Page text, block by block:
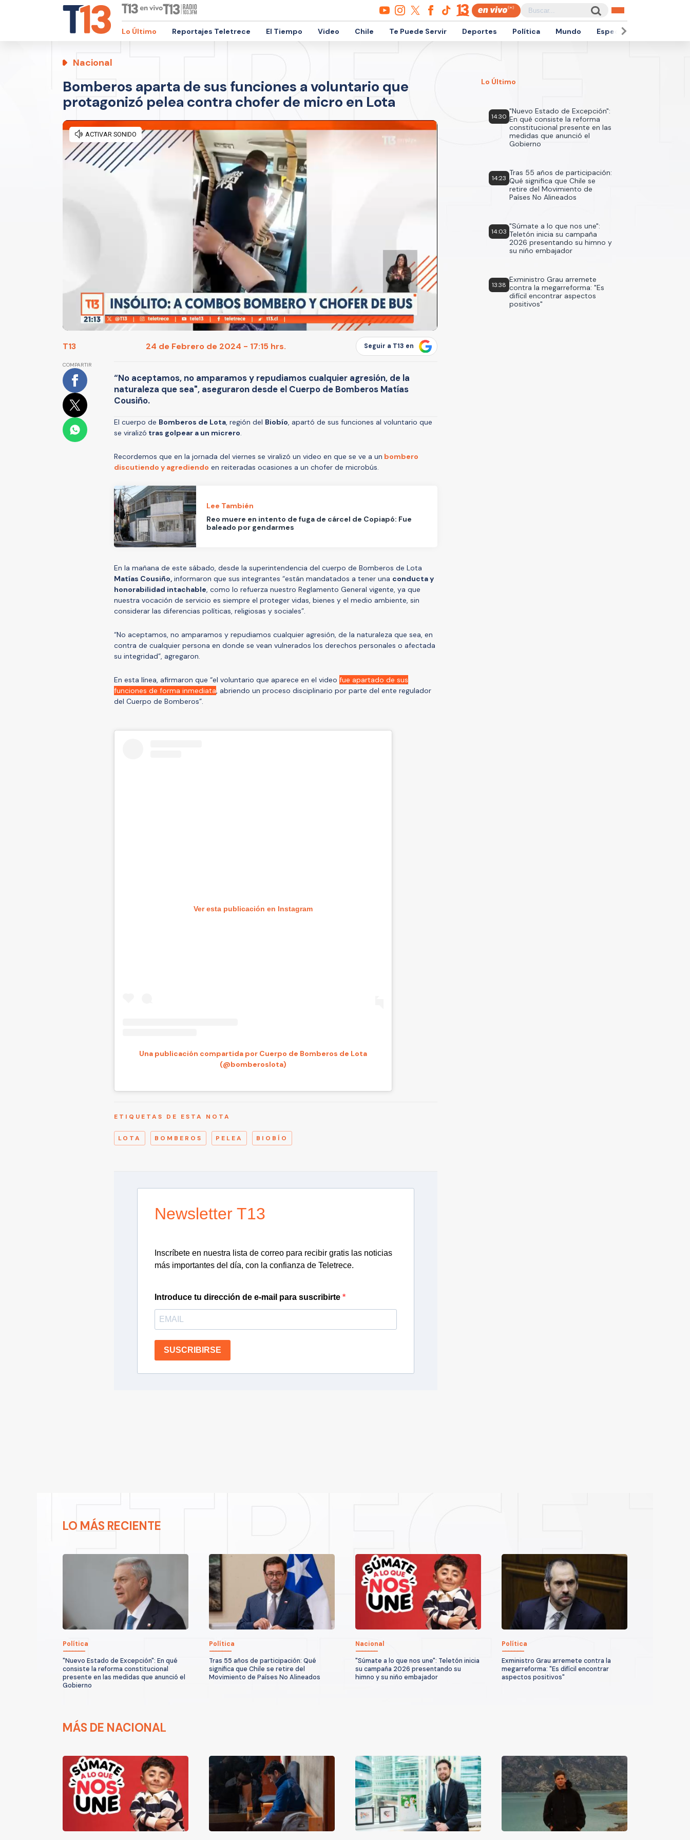
Lo Último Reportajes Teletrece El Tiempo Video Chile Te Puede Servir Deportes Política Mundo Espectáculos
Nacional
Bomberos aparta de sus funciones a voluntario que
protagonizó pelea contra chofer de micro en Lota
T13 24 de Febrero de 2024 - 17:15 hrs. Seguir a T13 en
COMPARTIR
“No aceptamos, no amparamos y repudiamos cualquier agresión, de la
naturaleza que sea", aseguraron desde el Cuerpo de Bomberos Matías
Cousiño.
El cuerpo de Bomberos de Lota, región del Biobío, apartó de sus funciones al voluntario que
se viralizó tras golpear a un micrero.
Recordemos que en la jornada del viernes se viralizó un video en que se ve a un bombero
discutiendo y agrediendo en reiteradas ocasiones a un chofer de microbús.
Lee También
Reo muere en intento de fuga de cárcel de Copiapó: Fue
baleado por gendarmes
En la mañana de este sábado, desde la superintendencia del cuerpo de Bomberos de Lota
Matías Cousiño, informaron que sus integrantes “están mandatados a tener una conducta y
honorabilidad intachable, como lo refuerza nuestro Reglamento General vigente, ya que
nuestra vocación de servicio es siempre el proteger vidas, bienes y el medio ambiente, sin
considerar las diferencias políticas, religiosas y sociales”.
“No aceptamos, no amparamos y repudiamos cualquier agresión, de la naturaleza que sea, en
contra de cualquier persona en donde se vean vulnerados los derechos personales o afectada
su integridad”, agregaron.
En esta línea, afirmaron que “el voluntario que aparece en el video fue apartado de sus
funciones de forma inmediata, abriendo un proceso disciplinario por parte del ente regulador
del Cuerpo de Bomberos”.
Ver esta publicación en Instagram
Una publicación compartida por Cuerpo de Bomberos de Lota
(@bomberoslota)
ETIQUETAS DE ESTA NOTA
LOTA BOMBEROS PELEA BIOBÍO
Newsletter T13
Inscríbete en nuestra lista de correo para recibir gratis las noticias
más importantes del día, con la confianza de Teletrece.
Introduce tu dirección de e-mail para suscribirte
SUSCRIBIRSE
Lo Último
14:30
"Nuevo Estado de Excepción":
En qué consiste la reforma
constitucional presente en las
medidas que anunció el
Gobierno
14:23
Tras 55 años de participación:
Qué significa que Chile se
retire del Movimiento de
Países No Alineados
14:03
"Súmate a lo que nos une":
Teletón inicia su campaña
2026 presentando su himno y
su niño embajador
13:38
Exministro Grau arremete
contra la megarreforma: "Es
difícil encontrar aspectos
positivos"
LO MÁS RECIENTE
Política
"Nuevo Estado de Excepción": En qué
consiste la reforma constitucional
presente en las medidas que anunció el
Gobierno
Política
Tras 55 años de participación: Qué
significa que Chile se retire del
Movimiento de Países No Alineados
Nacional
"Súmate a lo que nos une": Teletón inicia
su campaña 2026 presentando su
himno y su niño embajador
Política
Exministro Grau arremete contra la
megarreforma: "Es difícil encontrar
aspectos positivos"
MÁS DE NACIONAL